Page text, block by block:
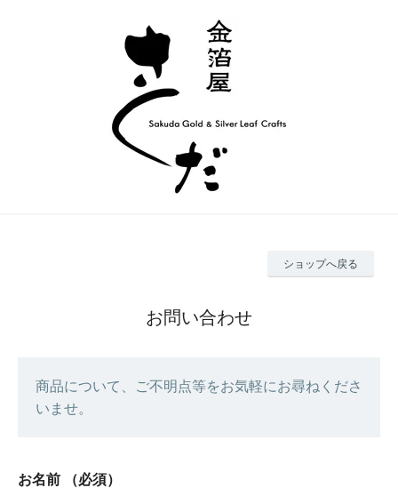
ショップへ戻る
お問い合わせ
商品について、ご不明点等をお気軽にお尋ねくださ
いませ。
お名前 （必須）